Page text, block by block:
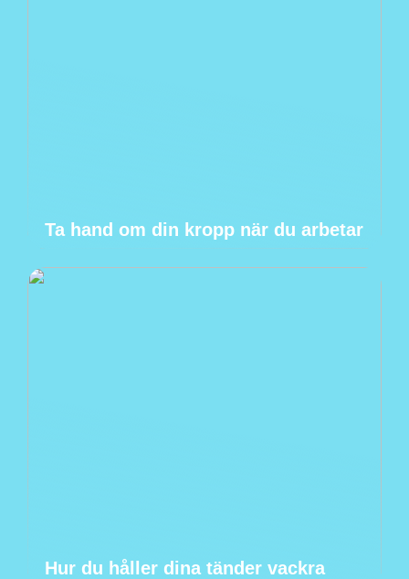
Ta hand om din kropp när du arbetar
Hur du håller dina tänder vackra